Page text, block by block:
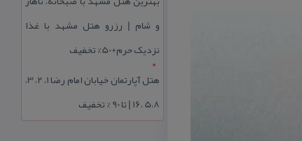
و شام | رزرو هتل مشهد با غذا
نزدیک حرم+50% تخفیف
هتل آپارتمان خیابان امام رضا 1، 2، 3،
5،8 ،16 | تا 90 % تخفیف